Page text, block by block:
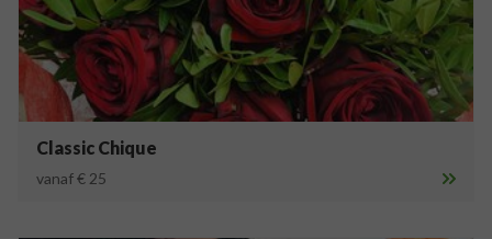
Classic Chique
vanaf € 25